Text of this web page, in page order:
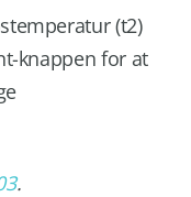
(t2)
knappen for at
.